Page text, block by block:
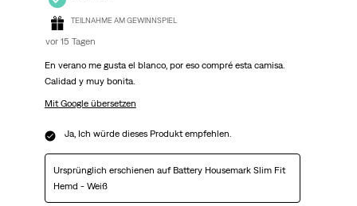
TEILNAHME AM GEWINNSPIEL
vor 15 Tagen
En verano me gusta el blanco, por eso compré esta camisa.
Calidad y muy bonita.
Mit Google übersetzen
Ja, Ich würde dieses Produkt empfehlen.
Ursprünglich erschienen auf Battery Housemark Slim Fit
Hemd - Weiß